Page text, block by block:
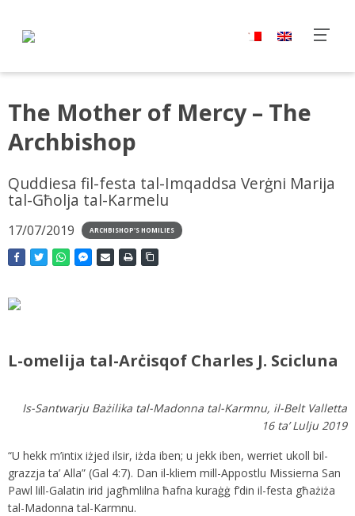
The Mother of Mercy – The
Archbishop
Quddiesa fil-festa tal-Imqaddsa Verġni Marija
tal-Għolja tal-Karmelu
17/07/2019 ARCHBISHOP'S HOMILIES
L-omelija tal-Arċisqof Charles J. Scicluna
Is-Santwarju Bażilika tal-Madonna tal-Karmnu, il-Belt Valletta
16 ta’ Lulju 2019
“U hekk m’intix iżjed ilsir, iżda iben; u jekk iben, werriet ukoll bil-
grazzja ta’ Alla” (Gal 4:7). Dan il-kliem mill-Appostlu Missierna San
Pawl lill-Galatin irid jagħmlilna ħafna kuraġġ f’din il-festa għażiża
tal-Madonna tal-Karmnu.